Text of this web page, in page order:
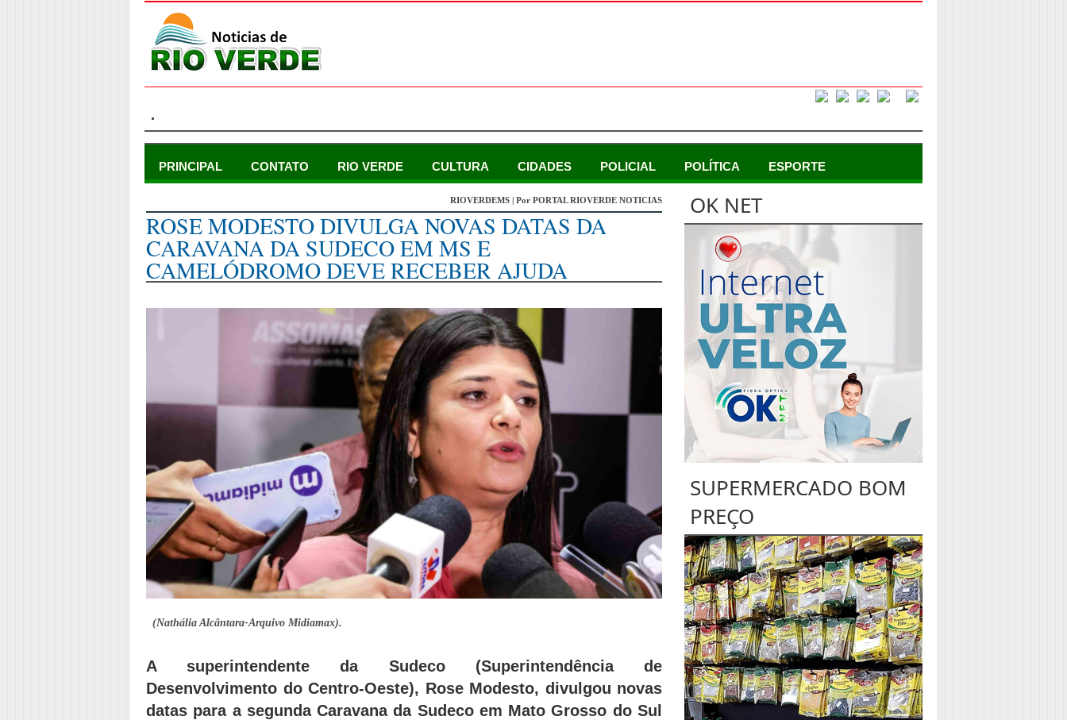
.
PRINCIPAL CONTATO RIO VERDE CULTURA CIDADES POLICIAL POLÍTICA ESPORTE
RIOVERDEMS | Por PORTAL RIOVERDE NOTICIAS
ROSE MODESTO DIVULGA NOVAS DATAS DA
CARAVANA DA SUDECO EM MS E
CAMELÓDROMO DEVE RECEBER AJUDA
(Nathália Alcântara-Arquivo Midiamax).
A superintendente da Sudeco (Superintendência de
Desenvolvimento do Centro-Oeste), Rose Modesto, divulgou novas
datas para a segunda Caravana da Sudeco em Mato Grosso do Sul
OK NET
SUPERMERCADO BOM
PREÇO